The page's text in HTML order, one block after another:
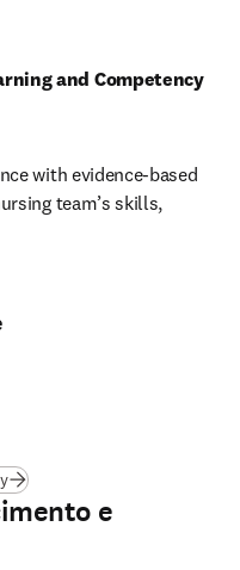
and Competency
with evidence-based
team’s skills,
e